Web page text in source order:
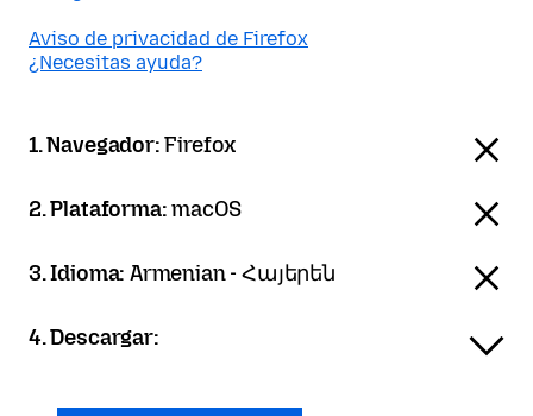
Aviso de privacidad de Firefox
¿Necesitas ayuda?
1. Navegador:Firefox
2. Plataforma:macOS
3. Idioma:Armenian - Հայերեն
4. Descargar: